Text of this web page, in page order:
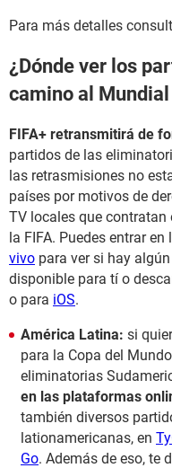
Para más detalles
¿Dónde ver los
camino al
FIFA+ retransmitirá de
partidos de las
las retrasmisiones no
países por motivos de
TV locales que
la FIFA. Puedes entrar en
vivo para ver si hay
disponible para tí o
o para iOS.
América Latina: si
para la Copa del
eliminatorias
en las plataformas
también diversos
lationamericanas, en
Go. Además de eso, te